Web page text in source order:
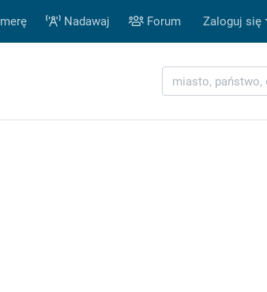
Nadawaj Forum Zaloguj się